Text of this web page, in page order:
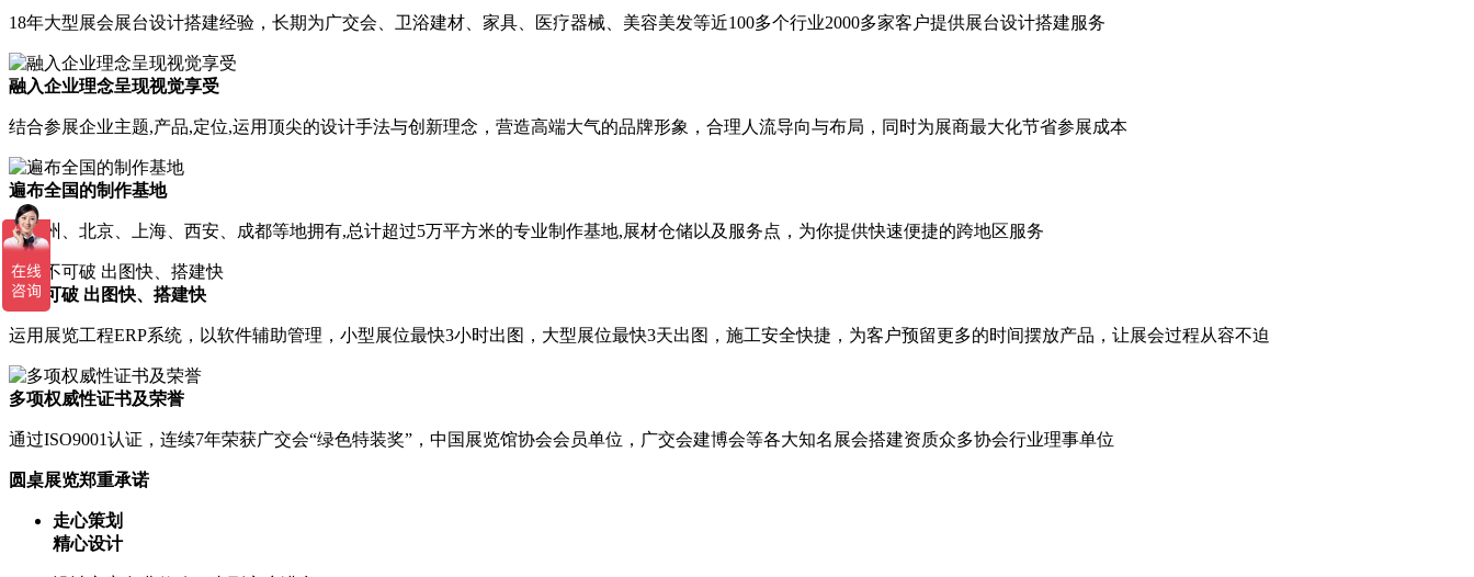
18年大型展会展台设计搭建经验，长期为广交会、卫浴建材、家具、医疗器械、美容美发等近100多个行业2000多家客户提供展台设计搭建服务
融入企业理念呈现视觉享受
结合参展企业主题,产品,定位,运用顶尖的设计手法与创新理念，营造高端大气的品牌形象，合理人流导向与布局，同时为展商最大化节省参展成本
遍布全国的制作基地
在广州、北京、上海、西安、成都等地拥有,总计超过5万平方米的专业制作基地,展材仓储以及服务点，为你提供快速便捷的跨地区服务
快不可破 出图快、搭建快
运用展览工程ERP系统，以软件辅助管理，小型展位最快3小时出图，大型展位最快3天出图，施工安全快捷，为客户预留更多的时间摆放产品，让展会过程从容不迫
多项权威性证书及荣誉
通过ISO9001认证，连续7年荣获广交会“绿色特装奖”，中国展览馆协会会员单位，广交会建博会等各大知名展会搭建资质众多协会行业理事单位
圆桌展览郑重承诺
走心策划
精心设计